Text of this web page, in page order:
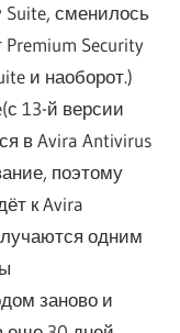
Suite, сменилось
Security
и наоборот.)
13-й версии
в Avira Antivirus
поэтому
к Avira
одним
заново и